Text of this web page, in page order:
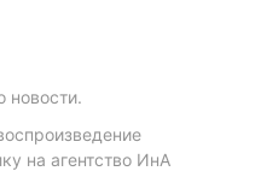
новости.
на агентство ИнА